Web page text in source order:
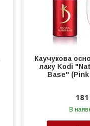
Каучукова
лаку Kodi
Base"
В